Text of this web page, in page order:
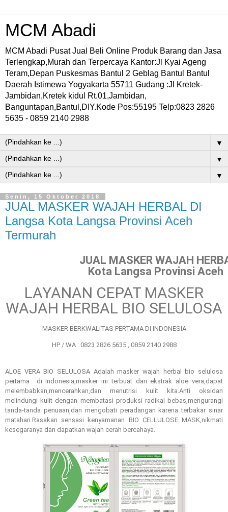
MCM Abadi
MCM Abadi Pusat Jual Beli Online Produk Barang dan Jasa
Terlengkap,Murah dan Terpercaya Kantor:Jl Kyai Ageng
Teram,Depan Puskesmas Bantul 2 Geblag Bantul Bantul
Daerah Istimewa Yogyakarta 55711 Gudang :Jl Kretek-
Jambidan,Kretek kidul Rt.01,Jambidan,
Banguntapan,Bantul,DIY.Kode Pos:55195 Telp:0823 2826
5635 - 0859 2140 2988
▼
▼
▼
Senin, 15 Oktober 2018
JUAL MASKER WAJAH HERBAL DI
Langsa Kota Langsa Provinsi Aceh
Termurah
JUAL MASKER WAJAH
Kota Langsa Provinsi Aceh
LAYANAN CEPAT MASKER
WAJAH HERBAL BIO SELULOSA
MASKER BERKWALITAS PERTAMA DI INDONESIA
HP / WA : 0823 2826 5635 , 0859 2140 2988
ALOE VERA BIO SELULOSA Ada lah masker wajah herbal bio selulosa
pertama di Indonesia,masker ini terbuat dari ekstrak aloe vera,dapat
melembabkan,mencerahkan,dan menutrisi kulit kita.Anti oksidan
melindungi kulit dengan membatasi produksi radikal bebas,mengurangi
tanda-tanda penuaan,dan mengobati peradangan karena terbakar sinar
matahari.Rasakan sensasi kenyamanan BIO CELLULOSE MASK,nikmati
kesegaranya dan dapatkan wajah cerah bercahaya.